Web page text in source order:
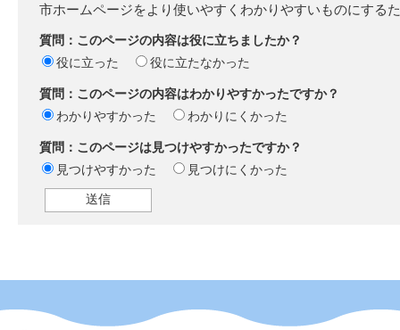
市ホームページをより使いやすくわかりやすいものにする
質問：このページの内容は役に立ちましたか？
役に立った
役に立たなかった
質問：このページの内容はわかりやすかったですか？
わかりやすかった
わかりにくかった
質問：このページは見つけやすかったですか？
見つけやすかった
見つけにくかった